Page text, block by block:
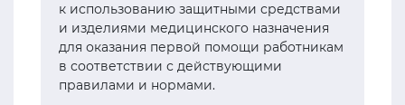
к использованию защитными средствами
и изделиями медицинского назначения
для оказания первой помощи работникам
в соответствии с действующими
правилами и нормами.